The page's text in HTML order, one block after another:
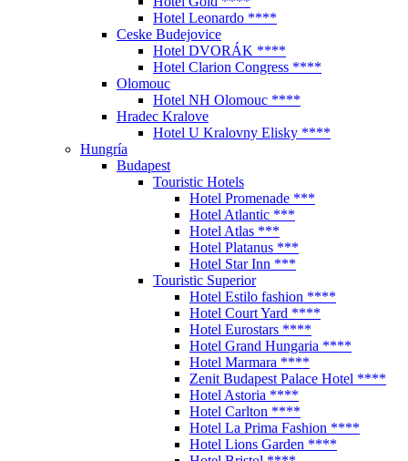
Hotel Leonardo ****
Ceske Budejovice
Hotel DVORÁK ****
Hotel Clarion Congress ****
Olomouc
Hotel NH Olomouc ****
Hradec Kralove
Hotel U Kralovny Elisky ****
Hungría
Budapest
Touristic Hotels
Hotel Promenade ***
Hotel Atlantic ***
Hotel Atlas ***
Hotel Platanus ***
Hotel Star Inn ***
Touristic Superior
Hotel Estilo fashion ****
Hotel Court Yard ****
Hotel Eurostars ****
Hotel Grand Hungaria ****
Hotel Marmara ****
Zenit Budapest Palace Hotel ****
Hotel Astoria ****
Hotel Carlton ****
Hotel La Prima Fashion ****
Hotel Lions Garden ****